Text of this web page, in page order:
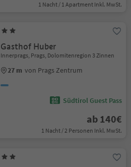
1 Nacht / 1 Apartment Inkl. MwSt.
Gasthof Huber
Innerprags, Prags, Dolomitenregion 3 Zinnen
27 m von Prags Zentrum
Südtirol Guest Pass
ab 140€
1 Nacht / 2 Personen Inkl. MwSt.